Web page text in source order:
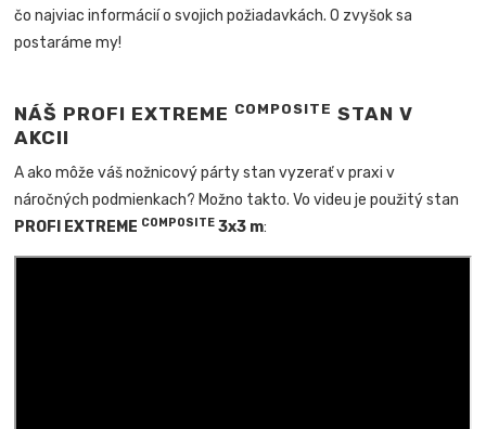
čo najviac informácií o svojich požiadavkách. O zvyšok sa
postaráme my!
NÁŠ PROFI EXTREME COMPOSITE STAN V
AKCII
A ako môže váš nožnicový párty stan vyzerať v praxi v
náročných podmienkach? Možno takto. Vo videu je použitý stan
PROFI EXTREME COMPOSITE 3x3 m: